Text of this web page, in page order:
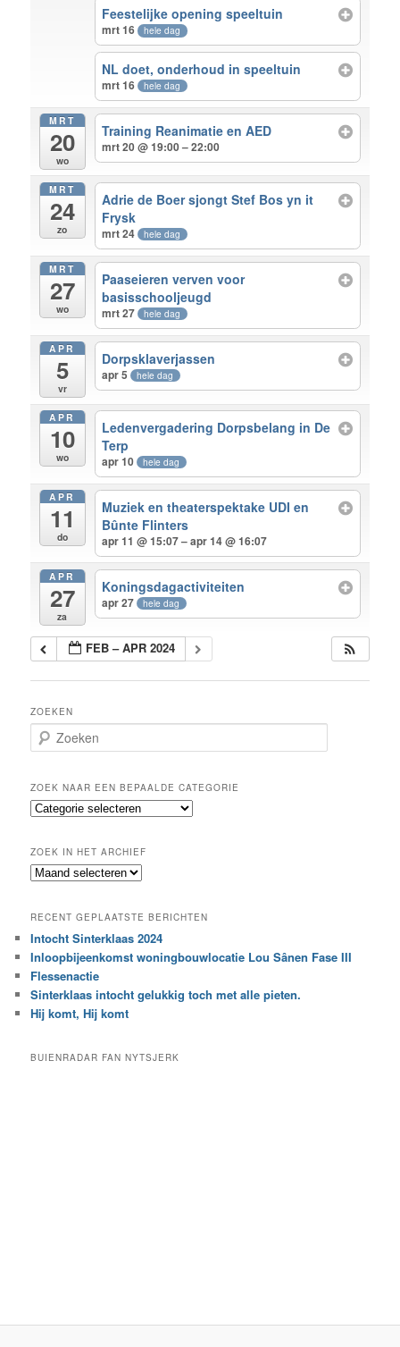
Feestelijke opening speeltuin
mrt 16 hele dag
NL doet, onderhoud in speeltuin
mrt 16 hele dag
MRT
20
wo
Training Reanimatie en AED
mrt 20 @ 19:00 – 22:00
MRT
24
zo
Adrie de Boer sjongt Stef Bos yn it
Frysk
mrt 24 hele dag
MRT
27
wo
Paaseieren verven voor
basisschooljeugd
mrt 27 hele dag
APR
5
vr
Dorpsklaverjassen
apr 5 hele dag
APR
10
wo
Ledenvergadering Dorpsbelang in De
Terp
apr 10 hele dag
APR
11
do
Muziek en theaterspektake UDI en
Bûnte Flinters
apr 11 @ 15:07 – apr 14 @ 16:07
APR
27
za
Koningsdagactiviteiten
apr 27 hele dag
FEB – APR 2024
ZOEKEN
o
k
e
n
ZOEK NAAR EEN BEPAALDE CATEGORIE
Z
k
n
e
e
n
b
e
a
ZOEK IN HET ARCHIEF
Z
k
i
n
h
e
t
c
RECENT GEPLAATSTE BERICHTEN
Intocht Sinterklaas 2024
Inloopbijeenkomst woningbouwlocatie Lou Sânen Fase III
Flessenactie
Sinterklaas intocht gelukkig toch met alle pieten.
Hij komt, Hij komt
BUIENRADAR FAN NYTSJERK